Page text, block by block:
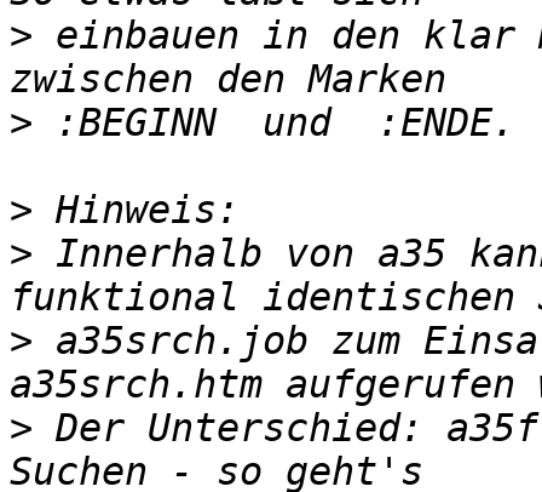
> einbauen in den klar
>
>
> Innerhalb von a35
> a35srch.job zum
> Der Unterschied: